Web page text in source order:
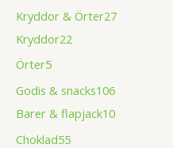
Kryddor & Örter27
Kryddor22
Örter5
Godis & snacks106
Barer & flapjack10
Choklad55